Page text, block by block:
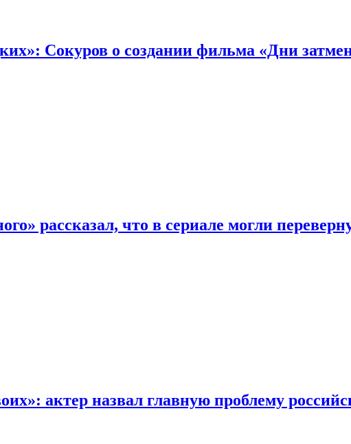
Сокуров о создании фильма «Дни
рассказал, что в сериале могли
актер назвал главную проблему